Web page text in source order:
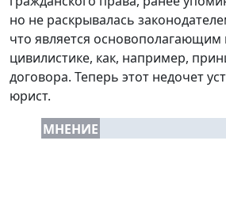
но не раскрывалась
что является
цивилистике, как, например,
договора. Теперь этот недочет
юрист.
МНЕНИЕ